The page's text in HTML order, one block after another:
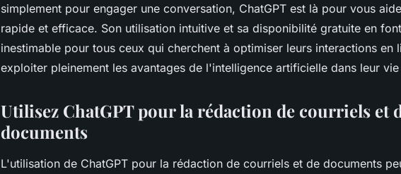
simplement pour engager une conversation, ChatGPT est là pour vous
rapide et efficace. Son utilisation intuitive et sa disponibilité gratuite en
inestimable pour tous ceux qui cherchent à optimiser leurs interactions en
exploiter pleinement les avantages de l'intelligence artificielle dans leur
Utilisez ChatGPT pour la rédaction de courriels et
documents
L'utilisation de ChatGPT pour la rédaction de courriels et de documents